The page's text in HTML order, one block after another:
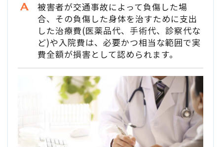
損害賠償の３基準
交通事故の賠償金額（慰謝料）の解説
過失割合・過失相殺
後遺障害の逸失利益
介護費用
被害者が交通事故によって負傷した場
合、その負傷した身体を治すために支出
した治療費(医薬品代、手術代、診察代な
ど)や入院費は、必要かつ相当な範囲で実
費全額が損害として認められます。